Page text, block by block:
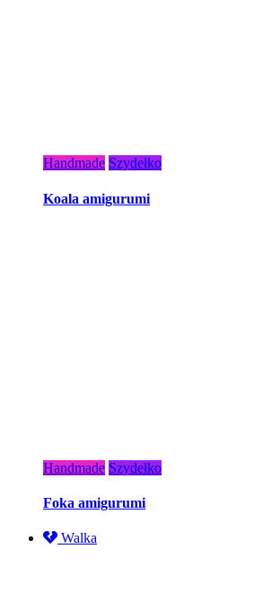
Handmade Szydełko
Koala amigurumi
Handmade Szydełko
Foka amigurumi
Walka